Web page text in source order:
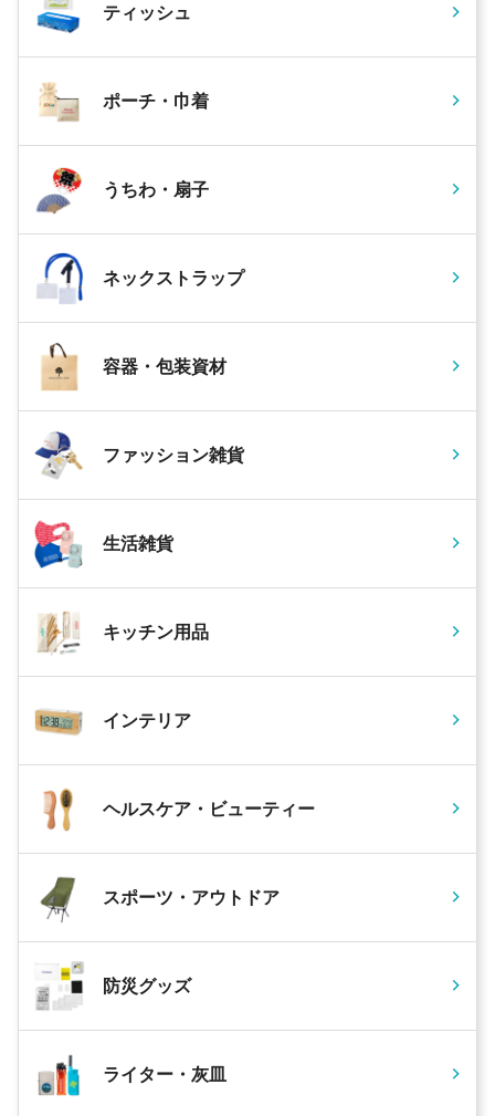
ティッシュ
ポーチ・巾着
うちわ・扇子
ネックストラップ
容器・包装資材
ファッション雑貨
生活雑貨
キッチン用品
インテリア
ヘルスケア・ビューティー
スポーツ・アウトドア
防災グッズ
ライター・灰皿